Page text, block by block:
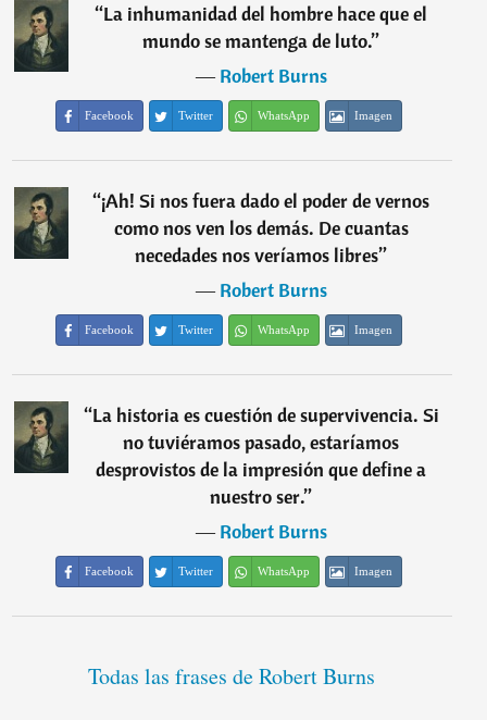
“La inhumanidad del hombre hace que el
mundo se mantenga de luto.”
―Robert Burns
Facebook Twitter WhatsApp Imagen
“¡Ah! Si nos fuera dado el poder de vernos
como nos ven los demás. De cuantas
necedades nos veríamos libres”
―Robert Burns
Facebook Twitter WhatsApp Imagen
“La historia es cuestión de supervivencia. Si
no tuviéramos pasado, estaríamos
desprovistos de la impresión que define a
nuestro ser.”
―Robert Burns
Facebook Twitter WhatsApp Imagen
Todas las frases de Robert Burns